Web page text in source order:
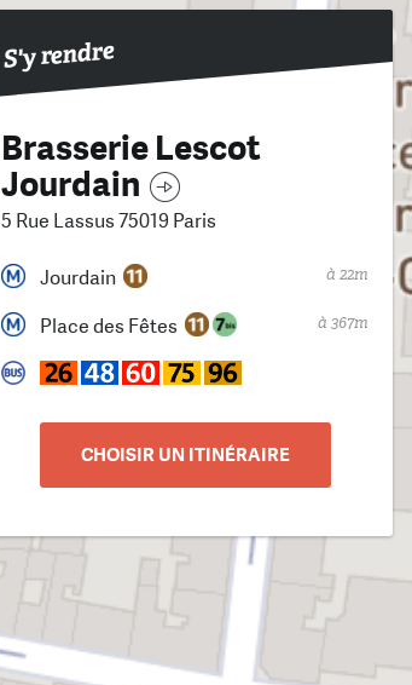
S'y rendre
Brasserie Lescot
Jourdain
5 Rue Lassus 75019 Paris
Jourdain à 22m
Place des Fêtes à 367m
CHOISIR UN ITINÉRAIRE